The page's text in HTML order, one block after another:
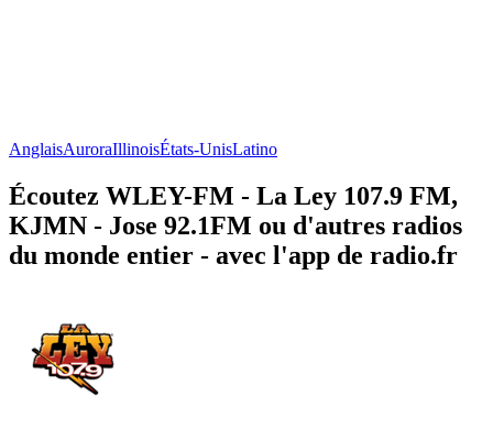
AnglaisAuroraIllinoisÉtats-UnisLatino
Écoutez WLEY-FM - La Ley 107.9 FM,
KJMN - Jose 92.1FM ou d'autres radios
du monde entier - avec l'app de radio.fr